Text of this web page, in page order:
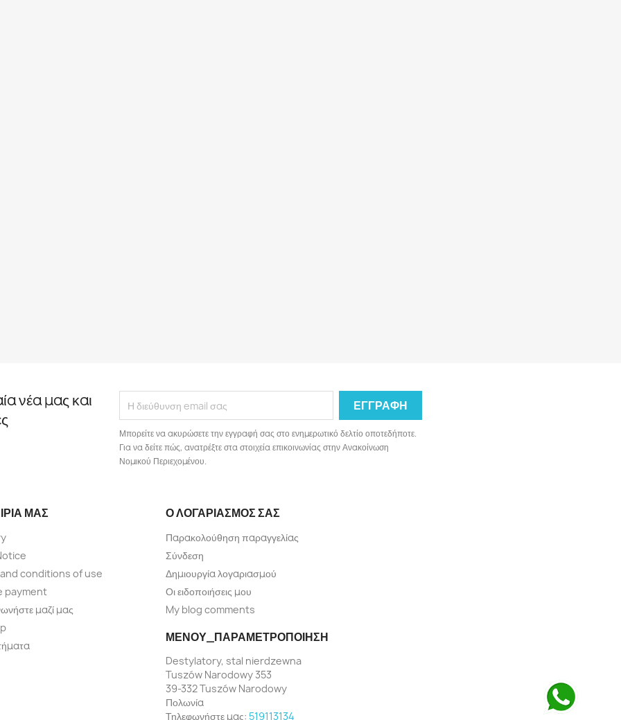
νέα μας και
Μπορείτε να ακυρώσετε την εγγραφή σας στο ενημερωτικό δελτίο οποτεδήποτε.
Για να δείτε πώς, ανατρέξτε στα στοιχεία επικοινωνίας στην Ανακοίνωση
Νομικού Περιεχομένου.
ΜΑΣ
conditions of use
payment
μαζί μας
Ο ΛΟΓΑΡΙΑΣΜΌΣ ΣΑΣ
Παρακολούθηση παραγγελίας
Σύνδεση
Δημιουργία λογαριασμού
Οι ειδοποιήσεις μου
My blog comments
ΜΕΝΟΎ_ΠΑΡΑΜΕΤΡΟΠΟΊΗΣΗ
Destylatory, stal nierdzewna
Tuszów Narodowy 353
39-332 Tuszów Narodowy
Πολωνία
Τηλεφωνήστε μας: 519113134